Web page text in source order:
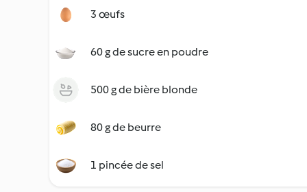
3 œufs
60 g de sucre en poudre
500 g de bière blonde
80 g de beurre
1 pincée de sel